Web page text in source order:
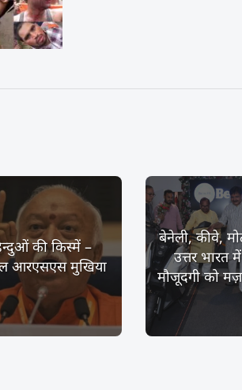
की किस्में –
आरएसएस मुखिया
बेनेली, कीवे,
उत्तर भारत
मौजूदगी को